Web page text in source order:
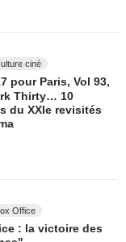
ciné
pour Paris, Vol 93,
Thirty… 10
du XXIe revisités
Office
: la victoire des